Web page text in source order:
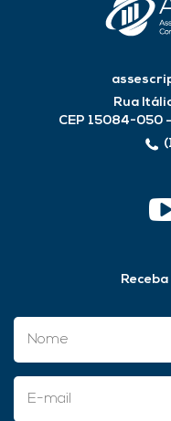
Rua
CEP 15084-050